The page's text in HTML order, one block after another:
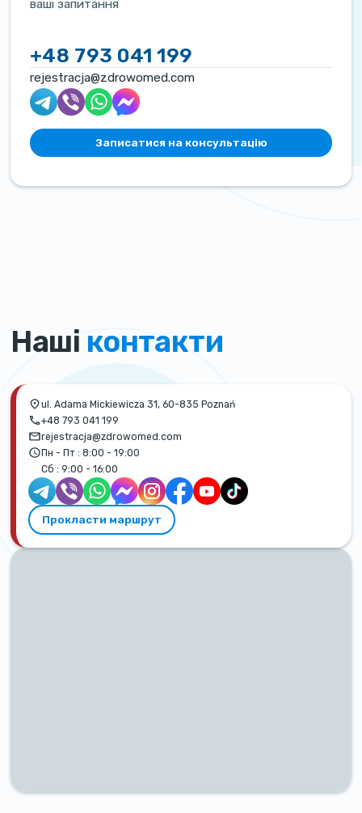
ваші запитання
+48 793 041 199
rejestracja@zdrowomed.com
Записатися на консультацію
Наші контакти
ul. Adama Mickiewicza 31, 60-835 Poznań
+48 793 041 199
rejestracja@zdrowomed.com
Пн - Пт : 8:00 - 19:00
Сб : 9:00 - 16:00
Прокласти маршрут